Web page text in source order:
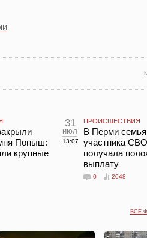
Поныш:
крупные
31
июл
13:07
ПРОИСШЕСТВИЯ
В Перми семья
участника
получала
выплату
0 2048
ВСЕ